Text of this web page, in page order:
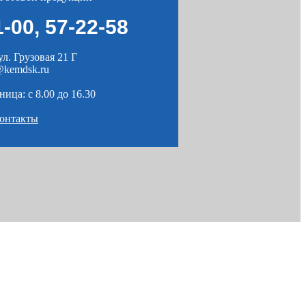
00, 57-22-58
Грузовая 21 Г
c 8.00 до 16.30